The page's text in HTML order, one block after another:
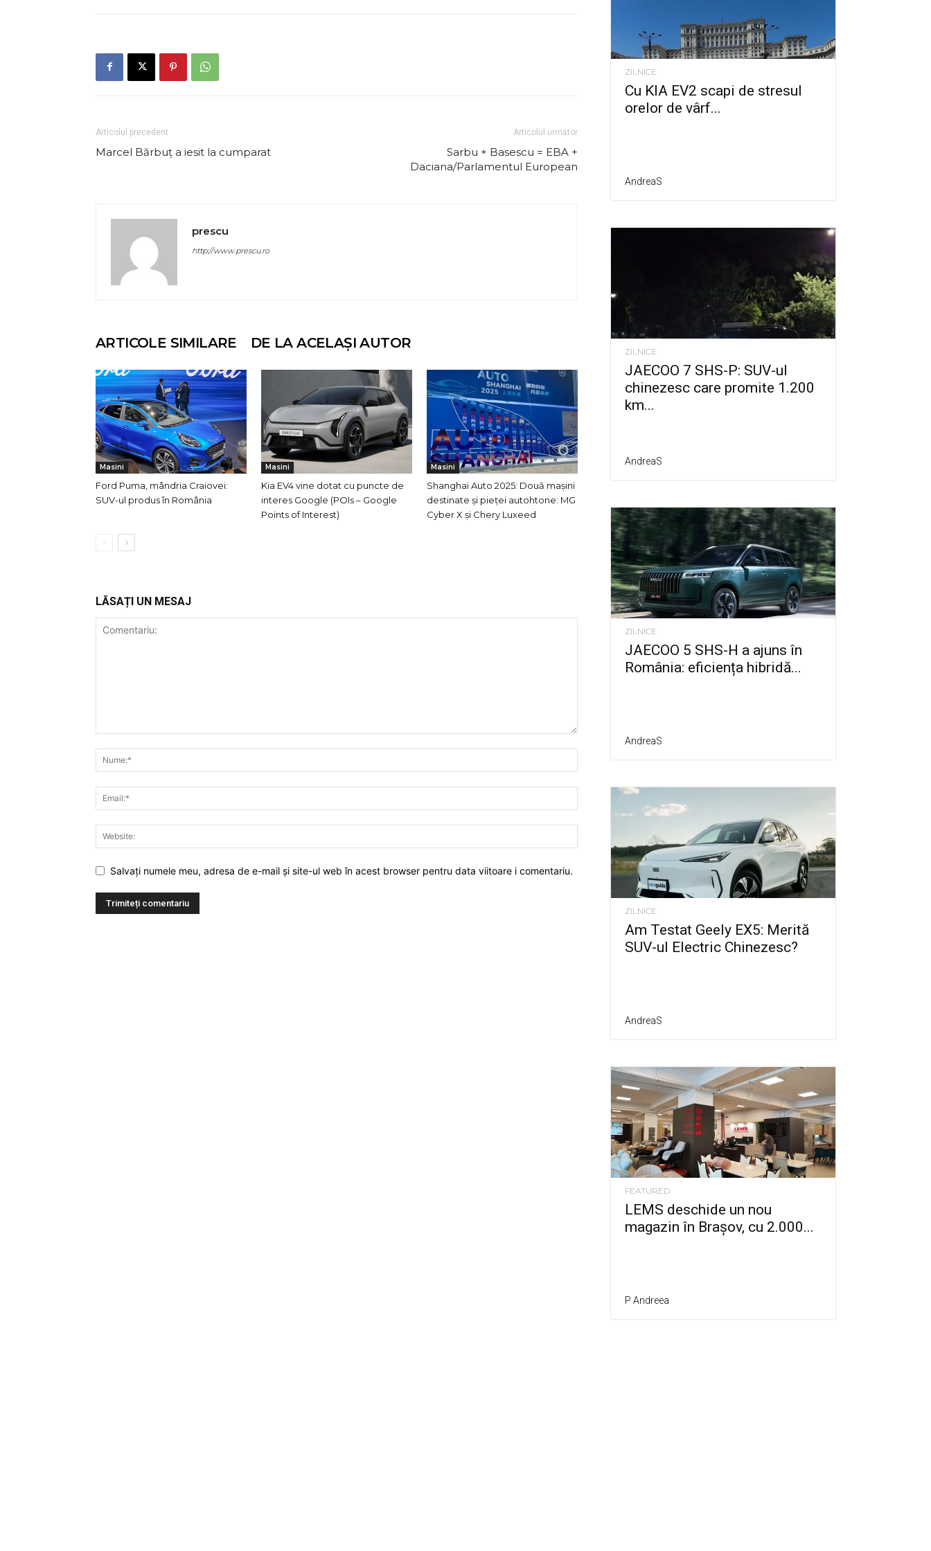
Articolul precedent
Marcel Bărbuț a iesit la cumparat
Articolul următor
Sarbu + Basescu = EBA +
Daciana/Parlamentul European
prescu
http://www.prescu.ro
ARTICOLE SIMILARE DE LA ACELAȘI AUTOR
Masini
Ford Puma, mândria Craiovei:
SUV-ul produs în România
Masini
Kia EV4 vine dotat cu puncte de
interes Google (POIs – Google
Points of Interest)
Masini
Shanghai Auto 2025: Două mașini
destinate și pieței autohtone: MG
Cyber X și Chery Luxeed
LĂSAȚI UN MESAJ
Salvați numele meu, adresa de e-mail și site-ul web în acest browser pentru data viitoare i comentariu.
ZILNICE
Cu KIA EV2 scapi de stresul
orelor de vârf...
AndreaS
ZILNICE
JAECOO 7 SHS-P: SUV-ul
chinezesc care promite 1.200
km...
AndreaS
ZILNICE
JAECOO 5 SHS-H a ajuns în
România: eficiența hibridă...
AndreaS
ZILNICE
Am Testat Geely EX5: Merită
SUV-ul Electric Chinezesc?
AndreaS
FEATURED
LEMS deschide un nou
magazin în Brașov, cu 2.000...
P Andreea